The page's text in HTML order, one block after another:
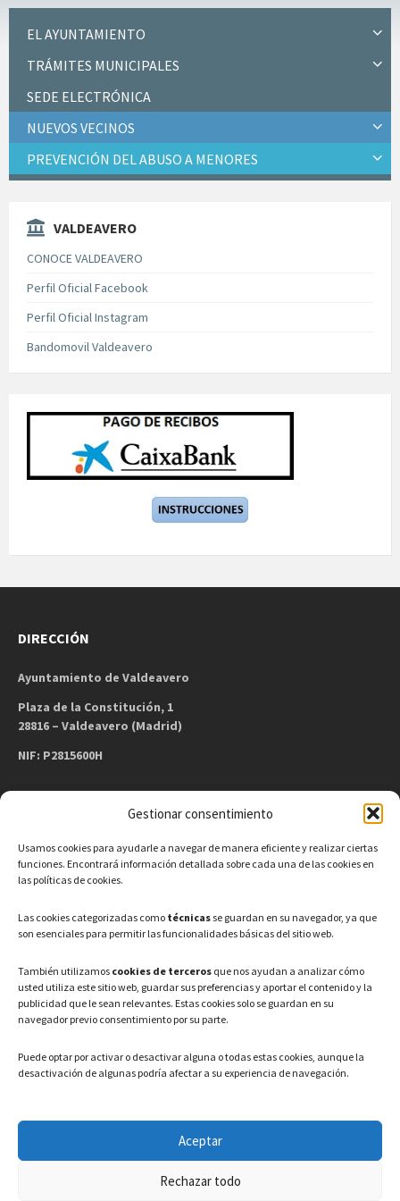
Gestionar consentimiento
Usamos cookies para ayudarle a navegar de manera eficiente y realizar ciertas
funciones. Encontrará información detallada sobre cada una de las cookies en
las políticas de cookies.
Las cookies categorizadas como técnicas se guardan en su navegador, ya que
son esenciales para permitir las funcionalidades básicas del sitio web.
También utilizamos cookies de terceros que nos ayudan a analizar cómo
usted utiliza este sitio web, guardar sus preferencias y aportar el contenido y la
publicidad que le sean relevantes. Estas cookies solo se guardan en su
navegador previo consentimiento por su parte.
Puede optar por activar o desactivar alguna o todas estas cookies, aunque la
desactivación de algunas podría afectar a su experiencia de navegación.
Aceptar
Rechazar todo
EL AYUNTAMIENTO
TRÁMITES MUNICIPALES
SEDE ELECTRÓNICA
NUEVOS VECINOS
PREVENCIÓN DEL ABUSO A MENORES
VALDEAVERO
CONOCE VALDEAVERO
Perfil Oficial Facebook
Perfil Oficial Instagram
Bandomovil Valdeavero
DIRECCIÓN
Ayuntamiento de Valdeavero
Plaza de la Constitución, 1
28816 – Valdeavero (Madrid)
NIF: P2815600H
Teléfono: 91 886 44 62
Correo Electrónico:
HORARIO
Lunes a Viernes: 08:00h – 15:00h
LEGAL
Política de privacidad–Aviso Legal–Política de cookies
Registro de actividades de Tratamiento